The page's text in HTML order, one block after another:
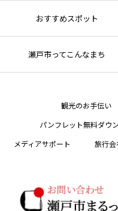
おすすめスポット
瀬戸市ってこんなまち
観光のお手伝い
パンフレット無料ダウ
メディアサポート
旅行